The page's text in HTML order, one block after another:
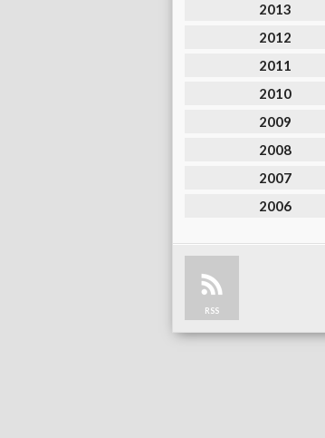
2013
2012
2011
2010
2009
2008
2007
2006
RSS